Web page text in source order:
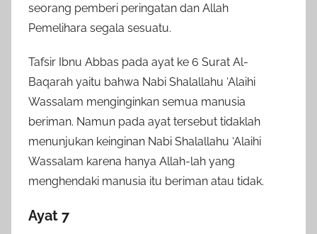
seorang pemberi peringatan dan Allah
Pemelihara segala sesuatu.
Tafsir Ibnu Abbas pada ayat ke 6 Surat Al-
Baqarah yaitu bahwa Nabi Shalallahu ‘Alaihi
Wassalam menginginkan semua manusia
beriman. Namun pada ayat tersebut tidaklah
menunjukan keinginan Nabi Shalallahu ‘Alaihi
Wassalam karena hanya Allah-lah yang
menghendaki manusia itu beriman atau tidak.
Ayat 7